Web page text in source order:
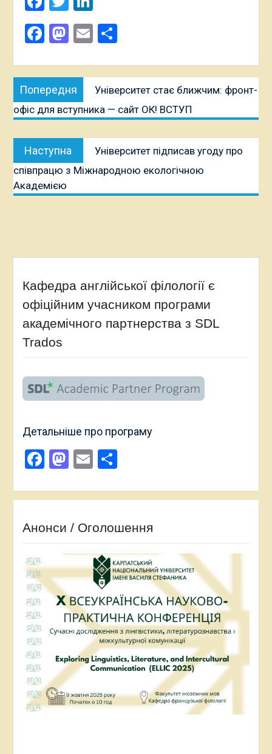
Facebook
Mastodon
EmailПоділитися
Навігація
записів
Попередня
публікація:
Університет стає ближчим: фронт-
офіс для вступника — сайт ОК! ВСТУП
Наступна
публікація:
Університет підписав угоду про
співпрацю з Міжнародною екологічною
Академією
Кафедра англійської філології є
офіційним учасником програми
академічного партнерства з SDL
Trados
Детальніше про програму
Facebook
Mastodon
EmailПоділитися
Анонси / Оголошення